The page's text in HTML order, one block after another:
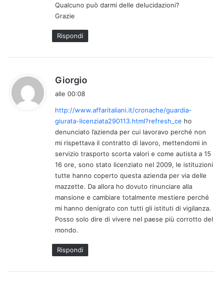
Qualcuno può darmi delle delucidazioni?
Grazie
Rispondi
Giorgio
e
t
t
o
:
alle 00:08
http://www.affaritaliani.it/cronache/guardia-
giurata-licenziata290113.html?refresh_ce ho
denunciato l’azienda per cui lavoravo perché non
mi rispettava il contratto di lavoro, mettendomi in
servizio trasporto scorta valori e come autista a 15
16 ore, sono stato licenziato nel 2009, le istituzioni
tutte hanno coperto questa azienda per via delle
mazzette. Da allora ho dovuto rinunciare alla
mansione e cambiare totalmente mestiere perché
mi hanno denigrato con tutti gli istituti di vigilanza.
Posso solo dire di vivere nel paese più corrotto del
mondo.
Rispondi